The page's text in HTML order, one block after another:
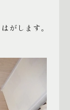
がします。